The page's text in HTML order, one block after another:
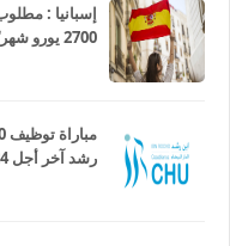
2700 يورو شهريًا
رشد آخر أجل 24 يوليوز 2026